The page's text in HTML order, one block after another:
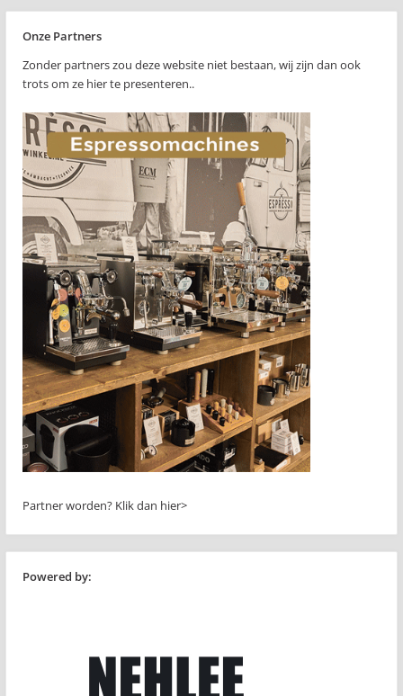
Onze Partners
Zonder partners zou deze website niet bestaan, wij zijn dan ook
trots om ze hier te presenteren..
Partner worden? Klik dan hier>
Powered by: